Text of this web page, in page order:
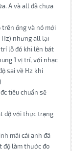
A và all đã chưa
trên ống và nó mới
Hz) nhưng all lại
lỗ đó khi lên bát
1 vị trí, với nhạc
sai về Hz khi
tiêu chuẩn sẽ
độ với thực trạng
mãi cái anh đã
độ làm thước đo